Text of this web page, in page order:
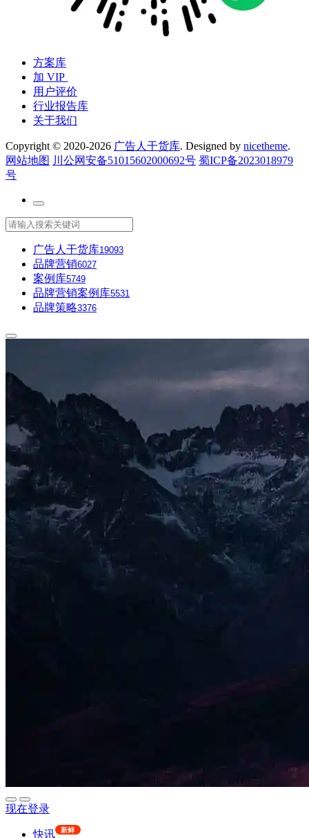
方案库
加 VIP
用户评价
行业报告库
关于我们
Copyright © 2020-2026 广告人干货库. Designed by nicetheme.
网站地图 川公网安备51015602000692号 蜀ICP备2023018979
号
广告人干货库19093
品牌营销6027
案例库5749
品牌营销案例库5531
品牌策略3376
现在登录
快讯 新鲜